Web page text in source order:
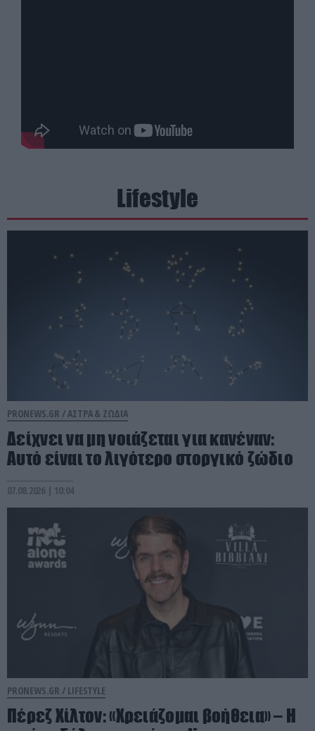
Lifestyle
PRONEWS.GR /ΑΣΤΡΑ & ΖΩΔΙΑ
Δείχνει να μη νοιάζεται για κανέναν:
Aυτό είναι το λιγότερο στοργικό ζώδιο
07.08.2026 | 10:04
PRONEWS.GR / LIFESTYLE
Πέρεζ Χίλτον: «Χρειάζομαι βοήθεια» – Η